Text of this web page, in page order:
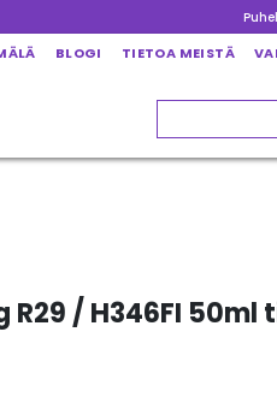
BLOGI TIETOA MEISTÄ
R29 / H346FI 50ml